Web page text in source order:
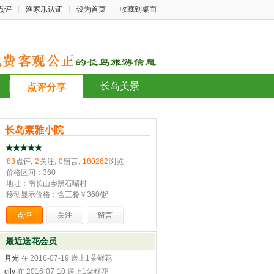
评 渔家乐认证 设为首页 收藏到桌面
点评分享 长岛美景
长岛素雅小院
83点评, 2 关注, 0留言, 180262浏览
价格区间：360
地址：南长山乡黑石嘴村
移动显示价格：含三餐￥360/起
点评 关注 留言
最近送花会员
月光 在 2016-07-19 送上1朵鲜花
cily 在 2016-07-10 送上1朵鲜花